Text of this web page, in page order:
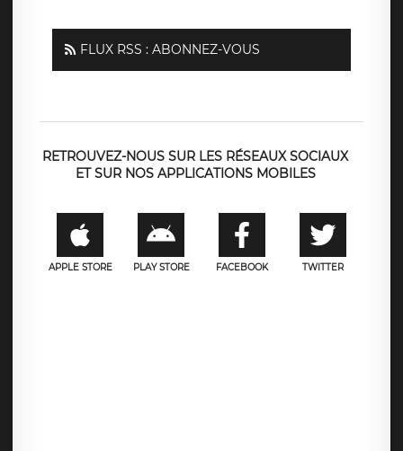
FLUX RSS : ABONNEZ-VOUS
RETROUVEZ-NOUS SUR LES RÉSEAUX SOCIAUX
ET SUR NOS APPLICATIONS MOBILES
APPLE STORE PLAY STORE FACEBOOK TWITTER